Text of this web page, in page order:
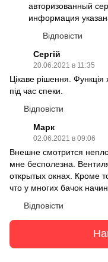
авторизованный
информация
Відповісти
Сергій
20.06.2021 в 11:35
Цікаве рішення. Функція
під час спеки.
Відповісти
Марк
02.06.2021 в 09:06
Внешне смотрится
мне бесполезна.
открытых окнах. Кроме
что у многих бачок
Відповісти